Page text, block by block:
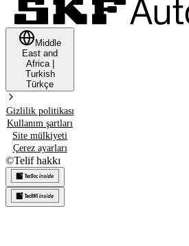
Middle
East and
Africa|
Turkish
Türkçe
Gizlilik politikası
Kullanım şartları
Site mülkiyeti
Çerez ayarları
©Telif hakkı